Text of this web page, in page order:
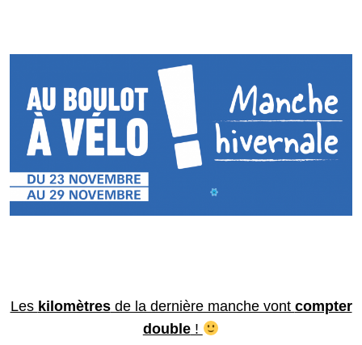
Galerie photos
Résultats
Les kilomètresde la dernière manche vont compter
double!